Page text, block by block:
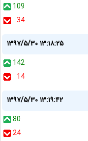
109
34
۱۳۹۷/۵/۳۰ ۱۳:۱۸:۲۵
142
14
۱۳۹۷/۵/۳۰ ۱۳:۱۹:۴۲
80
24